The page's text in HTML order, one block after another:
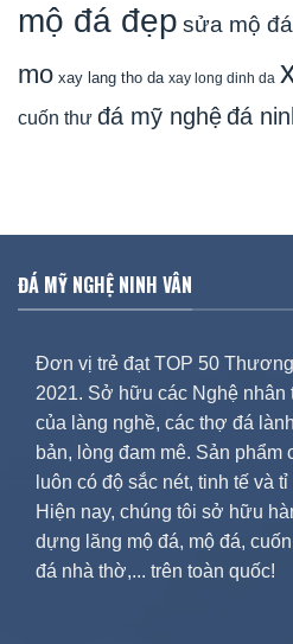
mộ đá đẹp sửa mộ đá
mo xay lang tho da xay long dinh da
cuốn thư đá mỹ nghệđá
ĐÁ MỸ NGHỆ NINH VÂN
Đơn vị trẻ đạt TOP 50
2021. Sở hữu các Nghệ nhân
của làng nghề, các thợ đá
bản, lòng đam mê. Sản phẩm
luôn có độ sắc nét, tinh tế và
Hiện nay, chúng tôi sở hữu
dựng lăng mộ đá, mộ đá,
đá nhà thờ,... trên toàn quốc!